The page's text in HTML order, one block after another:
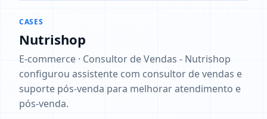
CASES
Nutrishop
E-commerce · Consultor de Vendas - Nutrishop
configurou assistente com consultor de vendas e
suporte pós-venda para melhorar atendimento e
pós-venda.